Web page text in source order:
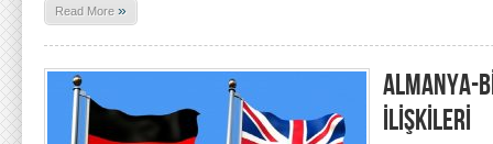
Read More »
ALMANYA-
İLİŞKİLERİ